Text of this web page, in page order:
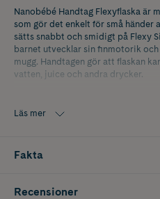
Nanobébé Handtag Flexyflaska är
som gör det enkelt för små händer
sätts snabbt och smidigt på Flexy
barnet utvecklar sin finmotorik och
mugg. Handtagen gör att flaskan
vatten, juice och andra drycker.
Läs mer
Fakta
Recensioner